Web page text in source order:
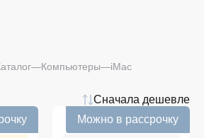
Компьютеры iMac
Сначала дешевле
Можно в рассрочку